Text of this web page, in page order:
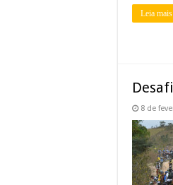
Leia
8 de